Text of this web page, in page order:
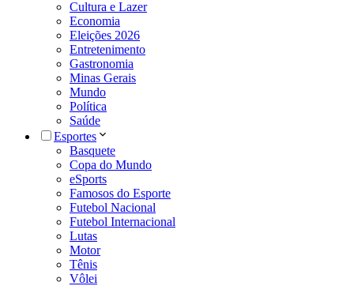
Cultura e Lazer
Economia
Eleições 2026
Entretenimento
Gastronomia
Minas Gerais
Mundo
Política
Saúde
Esportes
Basquete
Copa do Mundo
eSports
Famosos do Esporte
Futebol Nacional
Futebol Internacional
Lutas
Motor
Tênis
Vôlei